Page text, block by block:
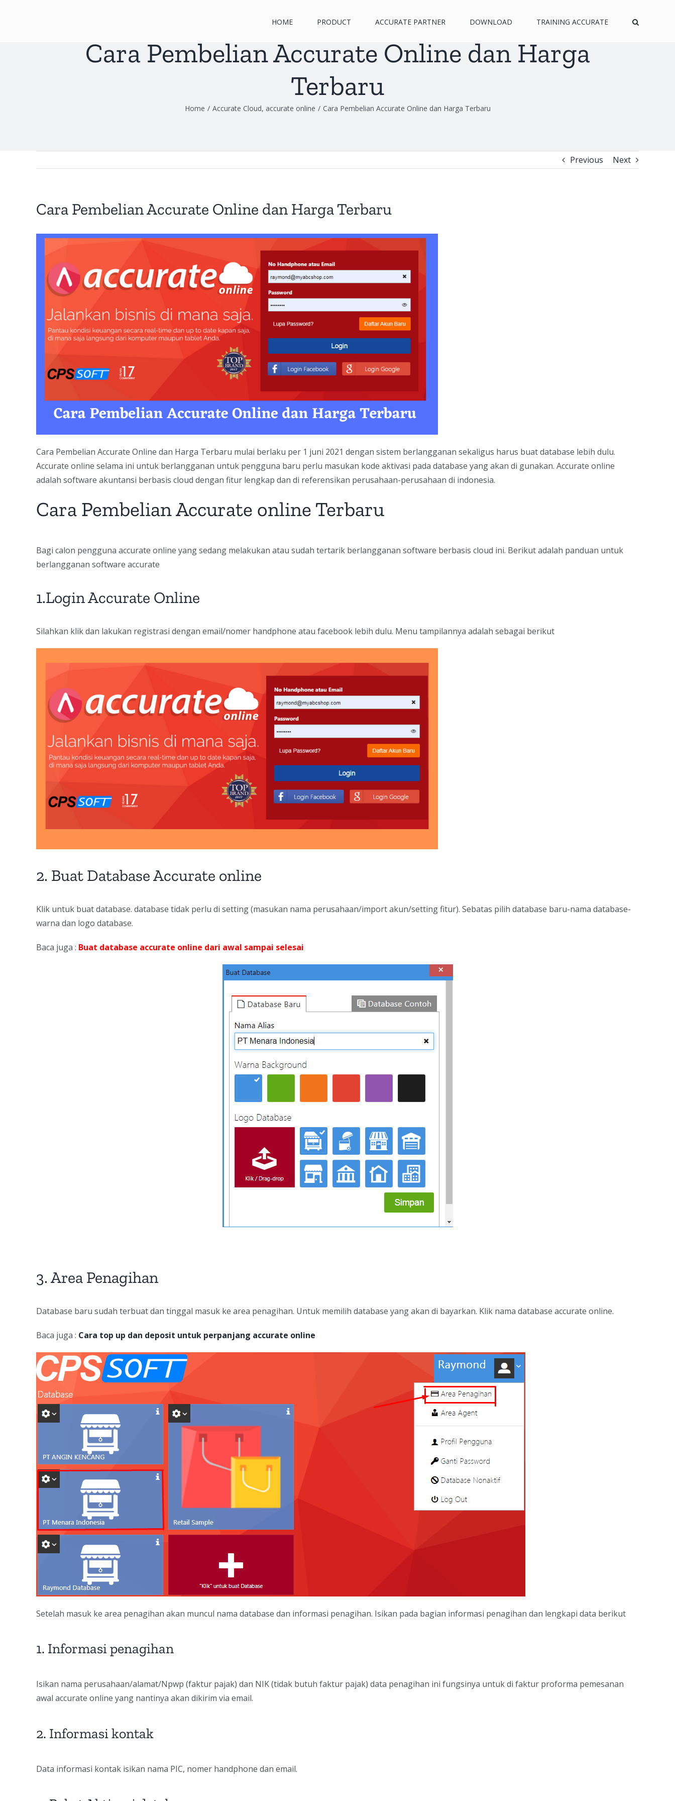
HOME PRODUCT ACCURATE PARTNER DOWNLOAD TRAINING ACCURATE
Cara Pembelian Accurate Online dan Harga
Terbaru
Home / Accurate Cloud, accurate online / Cara Pembelian Accurate Online dan Harga Terbaru
Previous Next
Cara Pembelian Accurate Online dan Harga Terbaru
Cara Pembelian Accurate Online dan Harga Terbaru mulai berlaku per 1 juni 2021 dengan sistem berlangganan sekaligus harus buat database lebih dulu.
Accurate online selama ini untuk berlangganan untuk pengguna baru perlu masukan kode aktivasi pada database yang akan di gunakan. Accurate online
adalah software akuntansi berbasis cloud dengan fitur lengkap dan di referensikan perusahaan-perusahaan di indonesia.
Cara Pembelian Accurate online Terbaru
Bagi calon pengguna accurate online yang sedang melakukan atau sudah tertarik berlangganan software berbasis cloud ini. Berikut adalah panduan untuk
berlangganan software accurate
1.LoginAccurate Online
Silahkan klik dan lakukan registrasi dengan email/nomer handphone atau facebook lebih dulu. Menu tampilannya adalah sebagai berikut
2. Buat Database Accurate online
Klik untuk buat database. database tidak perlu di setting (masukan nama perusahaan/import akun/setting fitur). Sebatas pilih database baru-nama database-
warna dan logo database.
Baca juga : Buat database accurate online dari awal sampai selesai
3. Area Penagihan
Database baru sudah terbuat dan tinggal masuk ke area penagihan. Untuk memilih database yang akan di bayarkan. Klik nama database accurate online.
Baca juga : Cara top up dan deposit untuk perpanjang accurate online
Setelah masuk ke area penagihan akan muncul nama database dan informasi penagihan. Isikan pada bagian informasi penagihan dan lengkapi data berikut
1. Informasi penagihan
Isikan nama perusahaan/alamat/Npwp (faktur pajak) dan NIK (tidak butuh faktur pajak) data penagihan ini fungsinya untuk di faktur proforma pemesanan
awal accurate online yang nantinya akan dikirim via email.
2. Informasi kontak
Data informasi kontak isikan nama PIC, nomer handphone dan email.